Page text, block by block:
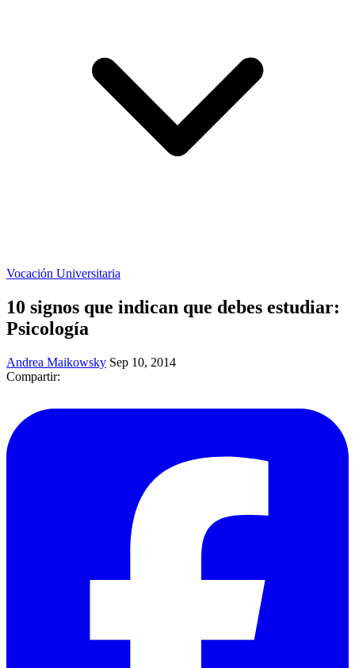
Vocación Universitaria
10 signos que indican que debes estudiar:
Psicología
Andrea Maikowsky Sep 10, 2014
Compartir: